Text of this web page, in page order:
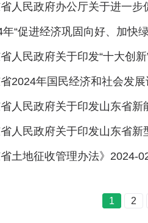
省人民政府办公厅关于进一
年“促进经济巩固向好、加
省人民政府关于印发“十大创
省2024年国民经济和社会发
省人民政府关于印发山东省
省人民政府关于印发山东省
省土地征收管理办法》2024-
1 2